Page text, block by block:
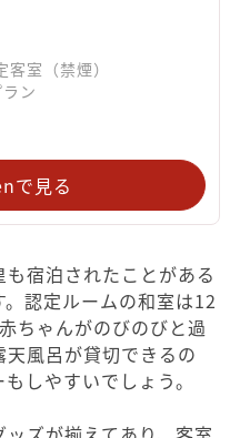
室（禁煙）
ン
で見る
も宿泊されたことがある
認定ルームの和室は12
ちゃんがのびのびと過
風呂が貸切できるの
しやすいでしょう。